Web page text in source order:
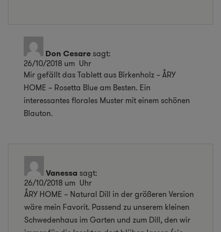
Don Cesaresagt:
26/10/2018 um Uhr
Mir gefällt das Tablett aus Birkenholz – ÅRY
HOME – Rosetta Blue am Besten. Ein
interessantes florales Muster mit einem schönen
Blauton.
Vanessa sagt:
26/10/2018 um Uhr
ÅRY HOME – Natural Dill in der größeren Version
wäre mein Favorit. Passend zu unserem kleinen
Schwedenhaus im Garten und zum Dill, den wir